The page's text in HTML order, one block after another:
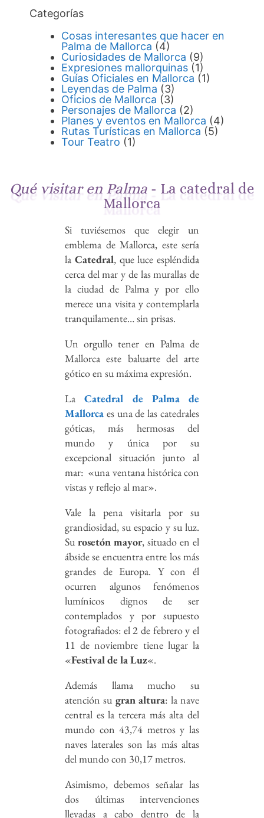
Categorías
Cosas interesantes que hacer en
Palma de Mallorca (4)
Curiosidades de Mallorca (9)
Expresiones mallorquinas (1)
Guías Oficiales en Mallorca (1)
Leyendas de Palma (3)
Oficios de Mallorca (3)
Personajes de Mallorca (2)
Planes y eventos en Mallorca (4)
Rutas Turísticas en Mallorca (5)
Tour Teatro (1)
Qué visitar en Palma - La catedral de
Mallorca
Si tuviésemos que elegir un
emblema de Mallorca, este sería
la Catedral, que luce espléndida
cerca del mar y de las murallas de
la ciudad de Palma y por ello
merece una visita y contemplarla
tranquilamente… sin prisas.
Un orgullo tener en Palma de
Mallorca este baluarte del arte
gótico en su máxima expresión.
La Catedral de Palma de
Mallorca es una de las catedrales
góticas, más hermosas del
mundo y única por su
excepcional situación junto al
mar: «una ventana histórica con
vistas y reflejo al mar».
Vale la pena visitarla por su
grandiosidad, su espacio y su luz.
Su rosetón mayor, situado en el
ábside se encuentra entre los más
grandes de Europa. Y con él
ocurren algunos fenómenos
lumínicos dignos de ser
contemplados y por supuesto
fotografiados: el 2 de febrero y el
11 de noviembre tiene lugar la
«Festival de la Luz«.
Además llama mucho su
atención su gran altura: la nave
central es la tercera más alta del
mundo con 43,74 metros y las
naves laterales son las más altas
del mundo con 30,17 metros.
Asimismo, debemos señalar las
dos últimas intervenciones
llevadas a cabo dentro de la